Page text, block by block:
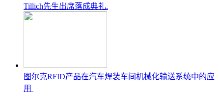
Tillich先生出席落成典礼.
图尔克RFID产品在汽车焊装车间机械化输送系统中的应
用